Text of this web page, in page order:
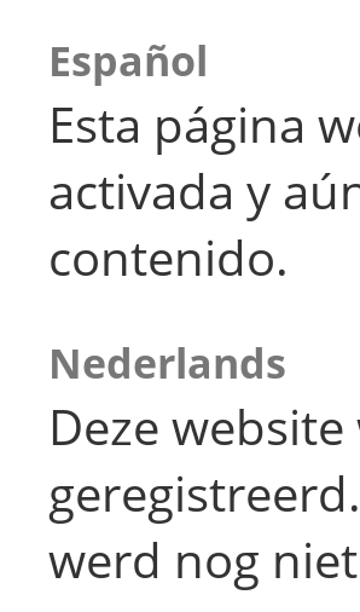
Español
Esta página
activada y
contenido.
Nederlands
Deze
werd nog